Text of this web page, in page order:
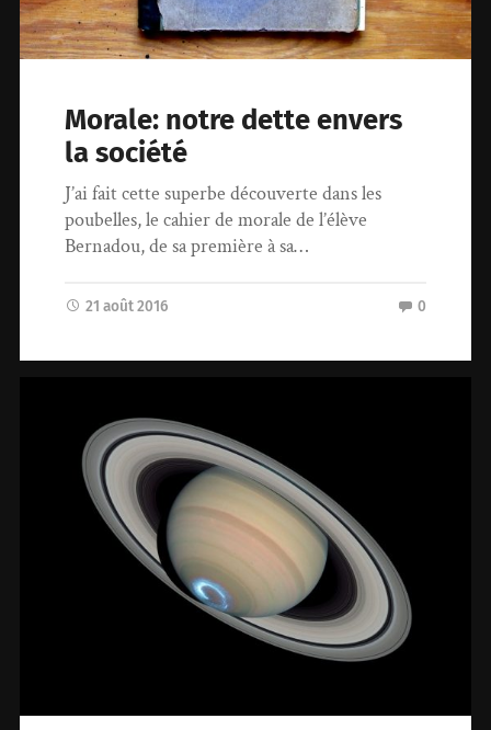
Morale: notre dette envers
la société
J’ai fait cette superbe découverte dans les
poubelles, le cahier de morale de l’élève
Bernadou, de sa première à sa…
21 août 2016 0